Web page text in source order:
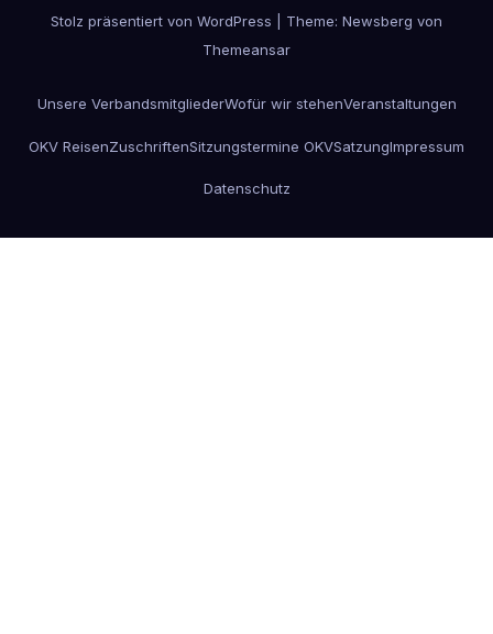
Stolz präsentiert von WordPress Theme: Newsberg von
Themeansar
Unsere VerbandsmitgliederWofür wir stehenVeranstaltungen
OKV ReisenZuschriftenSitzungstermine OKVSatzungImpressum
Datenschutz